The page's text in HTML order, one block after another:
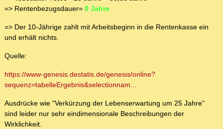
=> Rentenbezugsdauer= 0 Jahre
=> Der 10-Jährige zahlt mit Arbeitsbeginn in die Rentenkasse ein
und erhält nichts.
Quelle:
https://www-genesis.destatis.de/genesis/online?
sequenz=tabelleErgebnis&selectionnam...
Ausdrücke wie "Verkürzung der Lebenserwartung um 25 Jahre"
sind leider nur sehr eindimensionale Beschreibungen der
Wirklichkeit.